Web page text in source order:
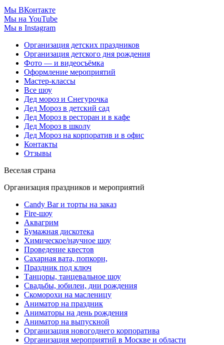
Мы ВКонтакте
Мы на YouTube
Мы в Instagram
Организация детских праздников
Организация детского дня рождения
Фото — и видеосъёмка
Оформление мероприятий
Мастер-классы
Все шоу
Дед мороз и Снегурочка
Дед Мороз в детский сад
Дед Мороз в ресторан и в кафе
Дед Мороз в школу
Дед Мороз на корпоратив и в офис
Контакты
Отзывы
Веселая страна
Организация праздников и мероприятий
Candy Bar и торты на заказ
Fire-шоу
Аквагрим
Бумажная дискотека
Химическое/научное шоу
Проведение квестов
Сахарная вата, попкорн,
Праздник под ключ
Танцоры, танцевальное шоу
Свадьбы, юбилеи, дни рождения
Скоморохи на масленицу
Аниматор на праздник
Аниматоры на день рождения
Аниматор на выпускной
Организация новогоднего корпоратива
Организация мероприятий в Москве и области